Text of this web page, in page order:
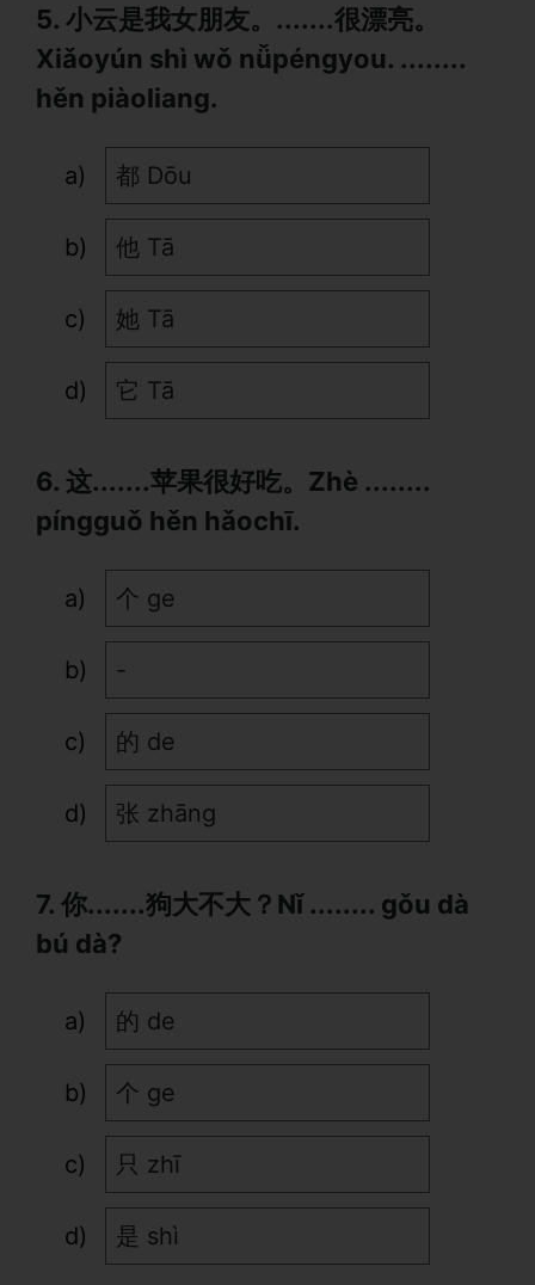
5. 小云是我女朋友。.......很漂亮。
Xiǎoyún shì wǒ nǚpéngyou. ........
hěn piàoliang.
都 Dōu
他 Tā
她 Tā
它 Tā
6. 这.......苹果很好吃。Zhè ........
píngguǒ hěn hǎochī.
个 ge
-
的 de
张 zhāng
7. 你.......狗大不大？Nǐ ........ gǒu dà
bú dà?
的 de
个 ge
只 zhī
是 shì